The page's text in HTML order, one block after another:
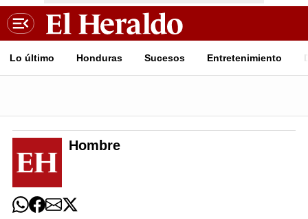
Lo último Honduras Sucesos Entretenimiento
Hombre